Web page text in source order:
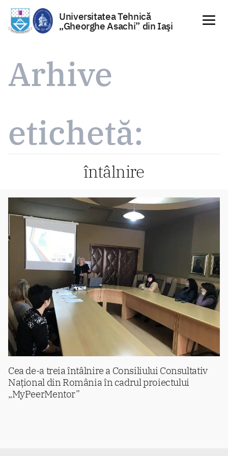
conținut
Universitatea Tehnică
„Gheorghe Asachi” din Iaşi
Arhive
etichetă:
întâlnire
Cea de-a treia întâlnire a Consiliului Consultativ
Național din România în cadrul proiectului
„MyPeerMentor”